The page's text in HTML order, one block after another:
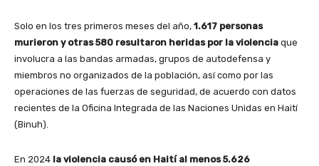
Solo en los tres primeros meses del año, 1.617 personas
murieron y otras 580 resultaron heridas por la violencia que
involucra a las bandas armadas, grupos de autodefensa y
miembros no organizados de la población, así como por las
operaciones de las fuerzas de seguridad, de acuerdo con datos
recientes de la Oficina Integrada de las Naciones Unidas en Haití
(Binuh).
En 2024 la violencia causó en Haití al menos 5.626